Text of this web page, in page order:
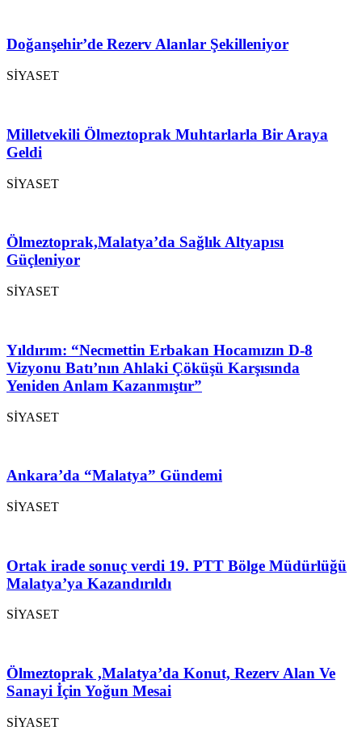
Doğanşehir’de Rezerv Alanlar Şekilleniyor
SİYASET
Milletvekili Ölmeztoprak Muhtarlarla Bir Araya
Geldi
SİYASET
Ölmeztoprak,Malatya’da Sağlık Altyapısı
Güçleniyor
SİYASET
Yıldırım: “Necmettin Erbakan Hocamızın D-8
Vizyonu Batı’nın Ahlaki Çöküşü Karşısında
Yeniden Anlam Kazanmıştır”
SİYASET
Ankara’da “Malatya” Gündemi
SİYASET
Ortak irade sonuç verdi 19. PTT Bölge Müdürlüğü
Malatya’ya Kazandırıldı
SİYASET
Ölmeztoprak ,Malatya’da Konut, Rezerv Alan Ve
Sanayi İçin Yoğun Mesai
SİYASET